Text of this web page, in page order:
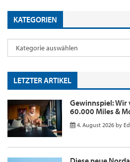
KATEGORIEN
LETZTER ARTIKEL
Gewinnspiel:
60.000 Miles &
4. August 2026 by